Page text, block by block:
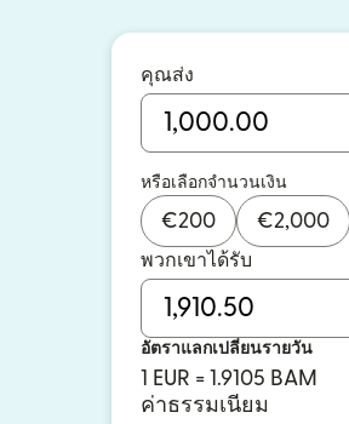
คุณส่ง
หรือเลือกจำนวนเงิน
€200 €2,000
พวกเขาได้รับ
อัตราแลกเปลี่ยนรายวัน
1 EUR = 1.9105 BAM
ค่าธรรมเนียม